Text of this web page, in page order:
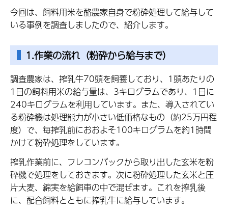
今回は、飼料用米を酪農家自身で粉砕処理して給与して
いる事例を調査しましたので、紹介します。
1.作業の流れ（粉砕から給与まで）
調査農家は、搾乳牛70頭を飼養しており、1頭あたりの
1日の飼料用米の給与量は、3キログラムであり、1日に
240キログラムを利用しています。また、導入されてい
る粉砕機は処理能力が小さい低価格なもの（約25万円程
度）で、毎搾乳前におおよそ100キログラムを約1時間
かけて粉砕処理をしています。
搾乳作業前に、フレコンバックから取り出した玄米を粉
砕機で処理をしておきます。次に粉砕処理した玄米と圧
片大麦、綿実を給餌車の中で混ぜます。これを搾乳後
に、配合飼料とともに搾乳牛に給与しています。